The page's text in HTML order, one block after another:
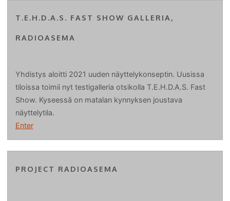
T.E.H.D.A.S. FAST SHOW GALLERIA,
RADIOASEMA
Yhdistys aloitti 2021 uuden näyttelykonseptin. Uusissa
tiloissa toimii nyt testigalleria otsikolla T.E.H.D.A.S. Fast
Show. Kyseessä on matalan kynnyksen joustava
näyttelytila.
Enter
PROJECT RADIOASEMA